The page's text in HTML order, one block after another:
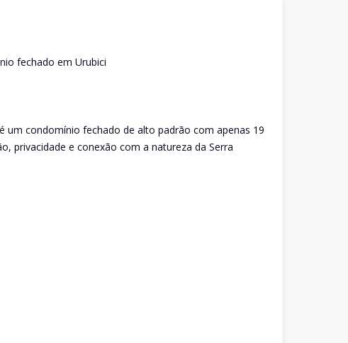
fechado em Urubici
um condomínio fechado de alto padrão com apenas 19
privacidade e conexão com a natureza da Serra